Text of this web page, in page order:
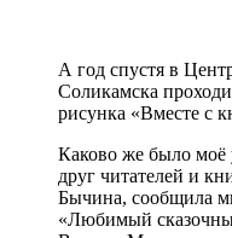
А год спустя в
Соликамска
рисунка «Вместе с
Каково же было моё
друг читателей и
Бычина, сообщила
«Любимый